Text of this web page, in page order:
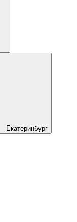
Екатеринбург